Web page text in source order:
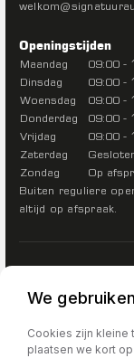
Openingstijden
Maandag
09:00 -
Dinsdag
09:00 -
Woensdag
09:00 -
Donderdag
09:00 -
Vrijdag
09:00 -
Zaterdag
Zondag
Op
Buiten reguliere
altijd op afspraak.
We
Cookies zijn kleine
plaatsen we kort